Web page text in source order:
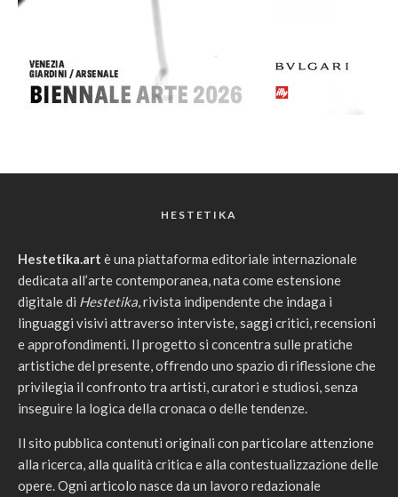
HESTETIKA
Hestetika.art è una piattaforma editoriale internazionale
dedicata all’arte contemporanea, nata come estensione
digitale di Hestetika, rivista indipendente che indaga i
linguaggi visivi attraverso interviste, saggi critici, recensioni
e approfondimenti. Il progetto si concentra sulle pratiche
artistiche del presente, offrendo uno spazio di riflessione che
privilegia il confronto tra artisti, curatori e studiosi, senza
inseguire la logica della cronaca o delle tendenze.
Il sito pubblica contenuti originali con particolare attenzione
alla ricerca, alla qualità critica e alla contestualizzazione delle
opere. Ogni articolo nasce da un lavoro redazionale